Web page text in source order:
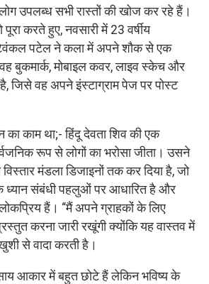
उपलब्ध सभी रास्तों की खोज कर रहे हैं।
करते हुए, नवसारी में 23 वर्षीय
पटेल ने कला में अपने शौक से एक
बुकमार्क, मोबाइल कवर, लाइव स्केच और
है, जिसे वह अपने इंस्टाग्राम पेज पर पोस्ट
का काम था;- हिंदू देवता शिव की एक
रूप से लोगों का भरोसा जीता। उसने
मंडला डिजाइनों तक कर दिया है, जो
के ध्यान संबंधी पहलुओं पर आधारित है और
हैं। “मैं अपने ग्राहकों के लिए
करना जारी रखूंगी क्योंकि यह वास्तव में
से वादा करती है।
आकार में बहुत छोटे हैं लेकिन भविष्य के